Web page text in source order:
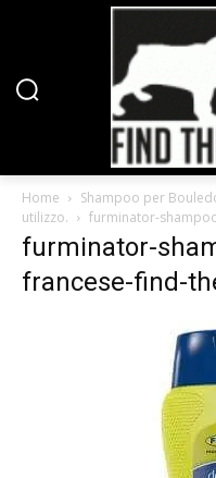
Home
Shampoo per
utilizzo.
furminator-
furminator-
francese-find-